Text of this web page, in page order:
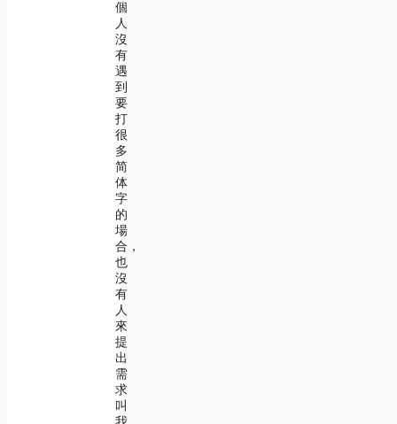
個
人
沒
有
遇
到
要
打
很
多
简
体
字
的
場
合，
也
沒
有
人
來
提
出
需
求
叫